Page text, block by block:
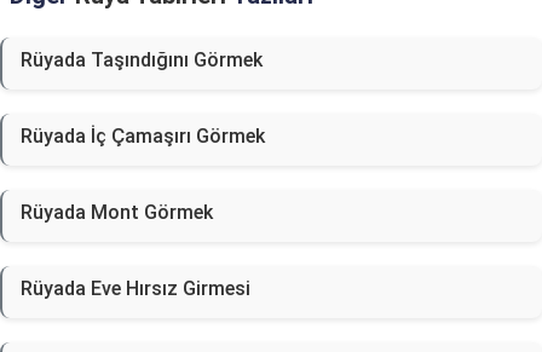
Rüyada Taşındığını Görmek
Rüyada İç Çamaşırı Görmek
Rüyada Mont Görmek
Rüyada Eve Hırsız Girmesi